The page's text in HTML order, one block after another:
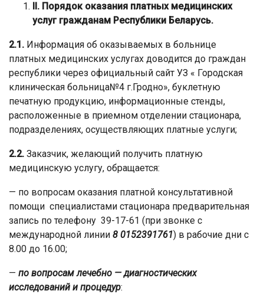
II. Порядок оказания платных медицинских
услуг гражданам Республики Беларусь.
2.1. Информация об оказываемых в больнице
платных медицинских услугах доводится до граждан
республики через официальный сайт УЗ « Городская
клиническая больница№4 г.Гродно», буклетную
печатную продукцию, информационные стенды,
расположенные в приемном отделении стационара,
подразделениях, осуществляющих платные услуги;
2.2. Заказчик, желающий получить платную
медицинскую услугу, обращается:
— по вопросам оказания платной консультативной
помощи специалистами стационара предварительная
запись по телефону 39-17-61 (при звонке с
международной линии 8 0152391761) в рабочие дни с
8.00 до 16.00;
— по вопросам лечебно — диагностических
исследований и процедур: